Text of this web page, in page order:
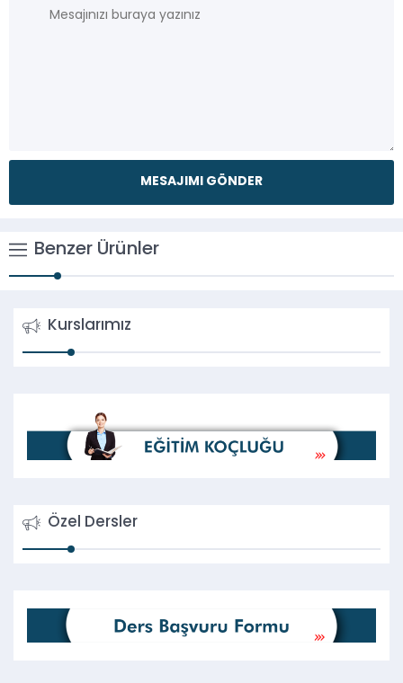
Benzer Ürünler
Kurslarımız
Özel Dersler